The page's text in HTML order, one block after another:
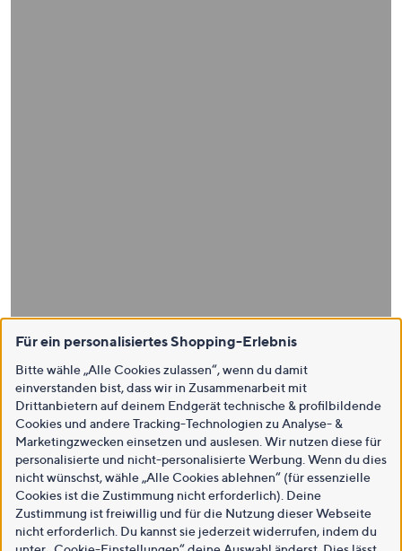
Für ein personalisiertes Shopping-Erlebnis
Bitte wähle „Alle Cookies zulassen“, wenn du damit
einverstanden bist, dass wir in Zusammenarbeit mit
Drittanbietern auf deinem Endgerät technische & profilbildende
Cookies und andere Tracking-Technologien zu Analyse- &
Marketingzwecken einsetzen und auslesen. Wir nutzen diese für
personalisierte und nicht-personalisierte Werbung. Wenn du dies
nicht wünschst, wähle „Alle Cookies ablehnen“ (für essenzielle
Cookies ist die Zustimmung nicht erforderlich). Deine
Zustimmung ist freiwillig und für die Nutzung dieser Webseite
nicht erforderlich. Du kannst sie jederzeit widerrufen, indem du